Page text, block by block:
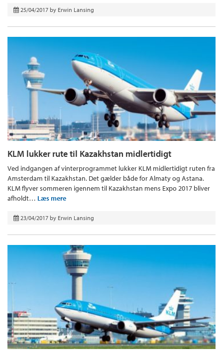
25/04/2017 by Erwin Lansing
KLM lukker rute til Kazakhstan midlertidigt
Ved indgangen af vinterprogrammet lukker KLM midlertidigt ruten fra
Amsterdam til Kazakhstan. Det gælder både for Almaty og Astana.
KLM flyver sommeren igennem til Kazakhstan mens Expo 2017 bliver
afholdt… Læs mere
23/04/2017 by Erwin Lansing